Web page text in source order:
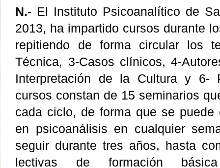
N.- El Instituto Psicoanalítico de
2013, ha impartido cursos durante
repitiendo de forma circular los
Técnica, 3-Casos clínicos, 4-
Interpretación de la Cultura y 6-
cursos constan de 15 seminarios
cada ciclo, de forma que se puede
en psicoanálisis en cualquier
seguir durante tres años, hasta
lectivas de formación